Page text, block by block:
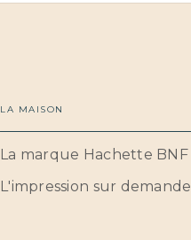
LA MAISON
La marque Hachette BNF
L'impression sur demande